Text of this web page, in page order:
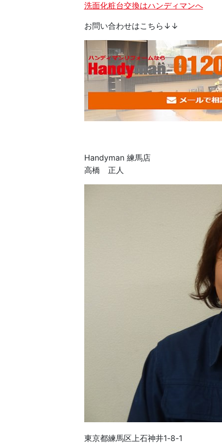
洗面化粧台交換はハンディマンへ
お問い合わせはこちら↓↓
Handyman 練馬店
高橋 正人
東京都練馬区上石神井1-8-1